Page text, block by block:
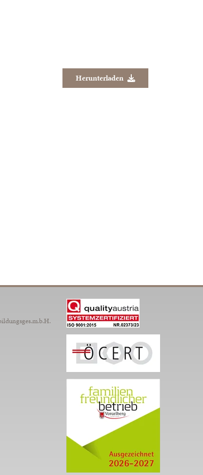
Herunterladen